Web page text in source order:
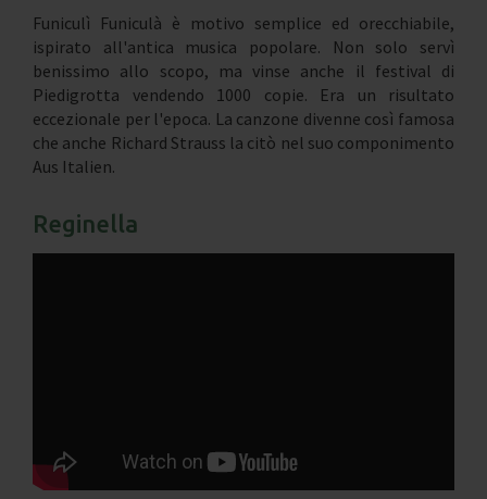
Funiculì Funiculà è motivo semplice ed orecchiabile,
ispirato all'antica musica popolare. Non solo servì
benissimo allo scopo, ma vinse anche il festival di
Piedigrotta vendendo 1000 copie. Era un risultato
eccezionale per l'epoca. La canzone divenne così famosa
che anche Richard Strauss la citò nel suo componimento
Aus Italien.
Reginella